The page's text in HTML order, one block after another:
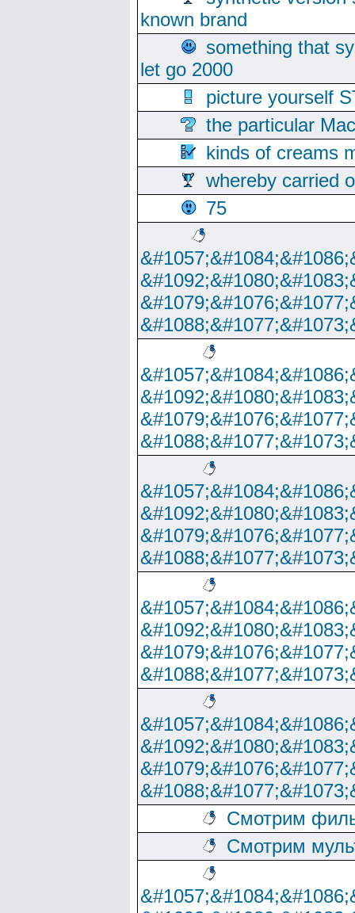
known brand
something that
let go 2000
picture yourself
the particular
kinds of creams
whereby carried
75
Смотрим
Смотрим